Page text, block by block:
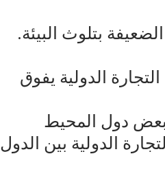
بتلوث البيئة.
الدولية يفوق
و بعض دول المحيط
الدولية بين الدول